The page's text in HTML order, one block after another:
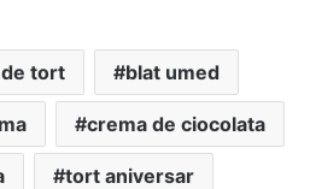
tort blat umed
crema de ciocolata
tort aniversar